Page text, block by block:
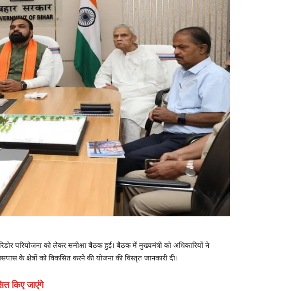
परियोजना को लेकर समीक्षा बैठक हुई। बैठक में मुख्यमंत्री को अधिकारियों ने
के क्षेत्रों को विकसित करने की योजना की विस्तृत जानकारी दी।
किए जाएंगे